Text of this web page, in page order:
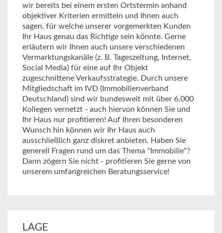
wir bereits bei einem ersten Ortstermin anhand
objektiver Kriterien ermitteln und Ihnen auch
sagen, für welche unserer vorgemerkten Kunden
Ihr Haus genau das Richtige sein könnte. Gerne
erläutern wir Ihnen auch unsere verschiedenen
Vermarktungskanäle (z. B. Tageszeitung, Internet,
Social Media) für eine auf Ihr Objekt
zugeschnittene Verkaufsstrategie. Durch unsere
Mitgliedschaft im IVD (Immobilienverband
Deutschland) sind wir bundesweit mit über 6.000
Kollegen vernetzt - auch hiervon können Sie und
Ihr Haus nur profitieren! Auf Ihren besonderen
Wunsch hin können wir Ihr Haus auch
ausschließlich ganz diskret anbieten. Haben Sie
generell Fragen rund um das Thema "Immobilie"?
Dann zögern Sie nicht - profitieren Sie gerne von
unserem umfangreichen Beratungsservice!
LAGE